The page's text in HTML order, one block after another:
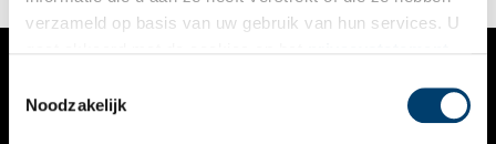
verzameld op basis van uw gebruik van hun services. U
Noodzakelijk
VERHALEN